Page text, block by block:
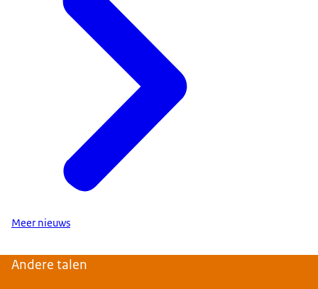
Meer nieuws
Andere talen